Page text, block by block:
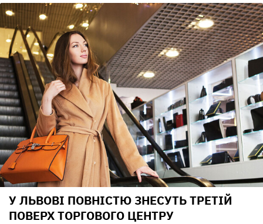
У ЛЬВОВІ ПОВНІСТЮ ЗНЕСУТЬ ТРЕТІЙ
ПОВЕРХ ТОРГОВОГО ЦЕНТРУ